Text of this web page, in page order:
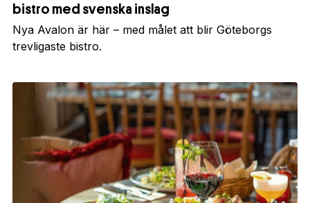
bistro med svenska inslag
Nya Avalon är här – med målet att blir Göteborgs
trevligaste bistro.